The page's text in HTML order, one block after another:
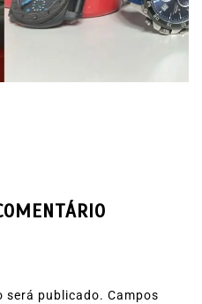
será publicado. Campos